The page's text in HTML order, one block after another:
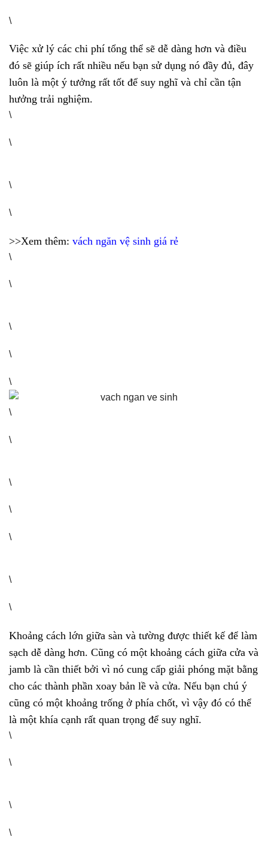
\
Việc xử lý các chi phí tổng thể sẽ dễ dàng hơn và điều
đó sẽ giúp ích rất nhiều nếu bạn sử dụng nó đầy đủ, đây
luôn là một ý tưởng rất tốt để suy nghĩ và chỉ cần tận
hưởng trải nghiệm.
\
\
\
\
>>Xem thêm: vách ngăn vệ sinh giá rẻ
\
\
\
\
\
\
\
\
\
\
\
\
Khoảng cách lớn giữa sàn và tường được thiết kế để làm
sạch dễ dàng hơn. Cũng có một khoảng cách giữa cửa và
jamb là cần thiết bởi vì nó cung cấp giải phóng mặt bằng
cho các thành phần xoay bản lề và cửa. Nếu bạn chú ý
cũng có một khoảng trống ở phía chốt, vì vậy đó có thể
là một khía cạnh rất quan trọng để suy nghĩ.
\
\
\
\